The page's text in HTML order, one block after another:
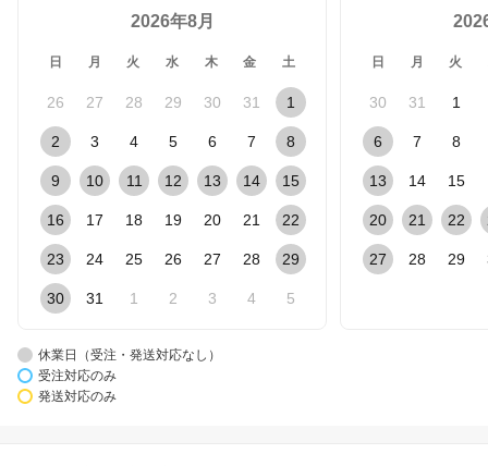
2026年8月
日 月 火 水 木 金 土
26 27 28 29 30 31 1
2 3 4 5 6 7 8
9 10 11 12 13 14 15
16 17 18 19 20 21 22
23 24 25 26 27 28 29
30 31 1 2 3 4 5
日 月 火
30 31 1
6 7 8
13 14 15
20 21 22
27 28 29
休業日（受注・発送対応なし）
受注対応のみ
発送対応のみ